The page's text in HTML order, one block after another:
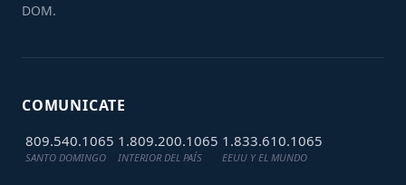
DOM.
COMUNICATE
809.540.1065
SANTO DOMINGO
1.809.200.1065
INTERIOR DEL PAÍS
1.833.610.1065
EEUU Y EL MUNDO